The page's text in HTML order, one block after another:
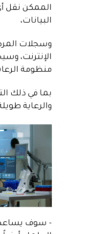
الممكن نقل
البيانات،
وسجلات
الإنترنت،
منظومة
بما في ذلك
والرعاية
– سوف يساعد